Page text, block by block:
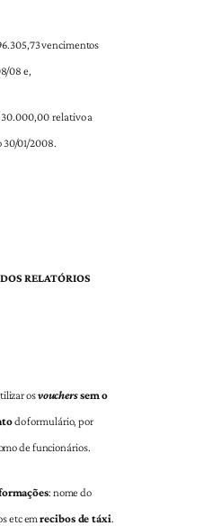
vencimentos
08 e,
30.000,00 relativo a
01/2008.
RELATÓRIOS
osvoucherssem o
do formulário, por
de funcionários.
: nome do
etc emrecibos de táxi.